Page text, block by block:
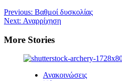
Post
navigation
Previous: Βαθμοί δυσκολίας
Next: Αναρρίχηση
More Stories
Ανακοινώσεις